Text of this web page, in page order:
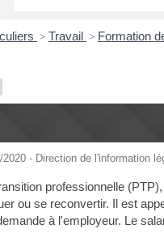
> Travail > Formation
- Direction de l'information
professionnelle
ou se reconvertir. Il est
à l'employeur. Le